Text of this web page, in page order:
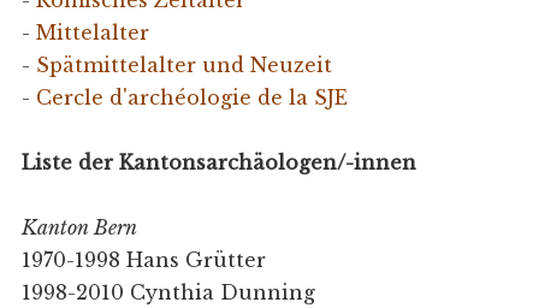
- Mittelalter
- Spätmittelalter und Neuzeit
- Cercle d'archéologie de la SJE
Liste der Kantonsarchäologen/-innen
Kanton Bern
1970-1998 Hans Grütter
1998-2010 Cynthia Dunning